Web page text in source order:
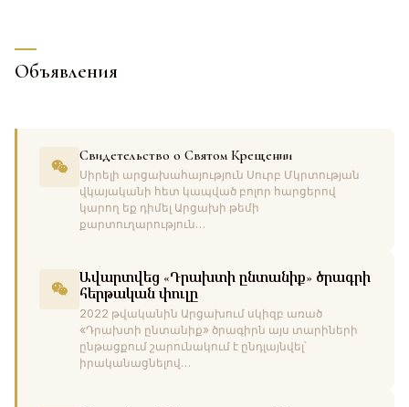
Объявления
Свидетельство о Святом Крещении
Սիրելի արցախահայություն Սուրբ Մկրտության
վկայականի հետ կապված բոլոր հարցերով
կարող եք դիմել Արցախի թեմի
քարտուղարություն…
Ավարտվեց «Դրախտի ընտանիք» ծրագրի
հերթական փուլը
2022 թվականին Արցախում սկիզբ առած
«Դրախտի ընտանիք» ծրագիրն այս տարիների
ընթացքում շարունակում է ընդլայնվել՝
իրականացնելով…